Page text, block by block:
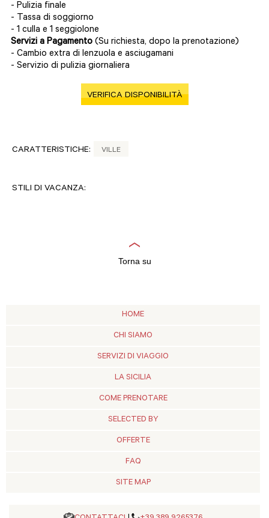
- Pulizia finale
- Tassa di soggiorno
- 1 culla e 1 seggiolone
Servizi a Pagamento (Su richiesta, dopo la prenotazione)
- Cambio extra di lenzuola e asciugamani
- Servizio di pulizia giornaliera
VERIFICA DISPONIBILITÀ
CARATTERISTICHE: VILLE
STILI DI VACANZA:
Torna su
HOME
CHI SIAMO
SERVIZI DI VIAGGIO
LA SICILIA
COME PRENOTARE
SELECTED BY
OFFERTE
FAQ
SITE MAP